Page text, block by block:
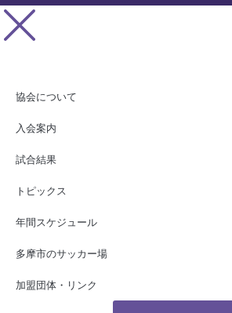
協会について
入会案内
試合結果
トピックス
年間スケジュール
多摩市のサッカー場
加盟団体・リンク